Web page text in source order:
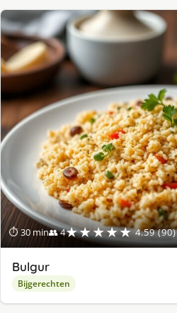
⏱ 30 min👥 4★★★★★ 4.59 (90)
Bulgur
Bijgerechten